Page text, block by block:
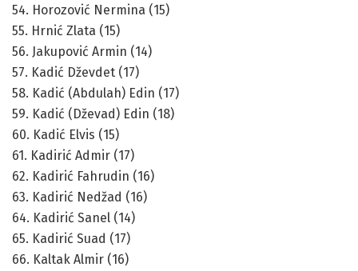
54. Horozović Nermina (15)
55. Hrnić Zlata (15)
56. Jakupović Armin (14)
57. Kadić Dževdet (17)
58. Kadić (Abdulah) Edin (17)
59. Kadić (Dževad) Edin (18)
60. Kadić Elvis (15)
61. Kadirić Admir (17)
62. Kadirić Fahrudin (16)
63. Kadirić Nedžad (16)
64. Kadirić Sanel (14)
65. Kadirić Suad (17)
66. Kaltak Almir (16)